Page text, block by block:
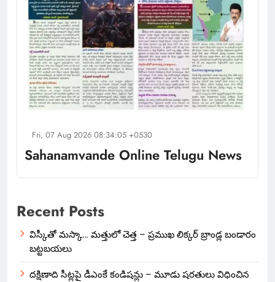
Fri, 07 Aug 2026 08:34:05 +0530
Sahanamvande Online Telugu News
Recent Posts
విస్కీతో మస్కా… మత్తులో చెత్త – ప్రముఖ లిక్కర్ బ్రాండ్ల బండారం
బట్టబయలు
దక్షిణాది సీట్లపై డీఎంకే కండిషన్లు – మూడు షరతులు విధించిన